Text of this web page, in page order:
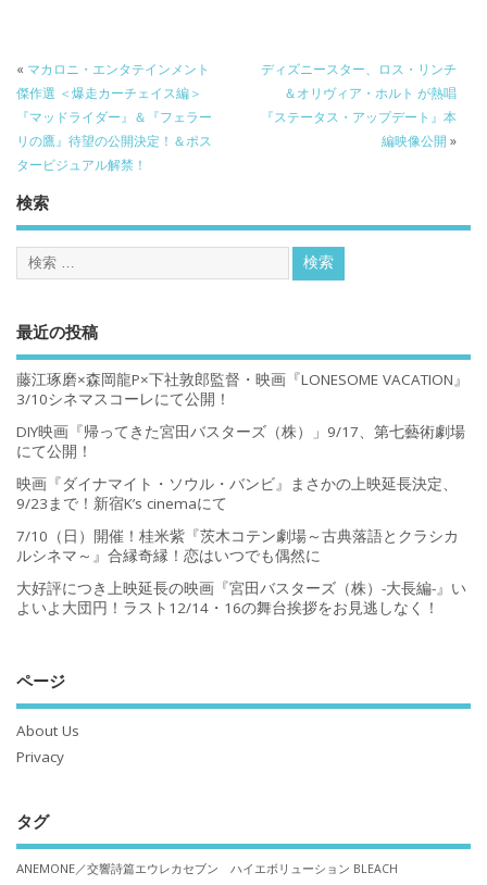
« マカロニ・エンタテインメント
傑作選 ＜爆走カーチェイス編＞
『マッドライダー』＆『フェラー
リの鷹』待望の公開決定！＆ポス
タービジュアル解禁！
ディズニースター、ロス・リンチ
＆オリヴィア・ホルト が熱唱
『ステータス・アップデート』本
編映像公開 »
検索
最近の投稿
藤江琢磨×森岡龍P×下社敦郎監督・映画『LONESOME VACATION』
3/10シネマスコーレにて公開！
DIY映画『帰ってきた宮田バスターズ（株）」9/17、第七藝術劇場
にて公開！
映画『ダイナマイト・ソウル・バンビ』まさかの上映延長決定、
9/23まで！新宿K’s cinemaにて
7/10（日）開催！桂米紫『茨木コテン劇場～古典落語とクラシカ
ルシネマ～』合縁奇縁！恋はいつでも偶然に
大好評につき上映延長の映画『宮田バスターズ（株）-大長編-』い
よいよ大団円！ラスト12/14・16の舞台挨拶をお見逃しなく！
ページ
About Us
Privacy
タグ
ANEMONE／交響詩篇エウレカセブン ハイエボリューション BLEACH